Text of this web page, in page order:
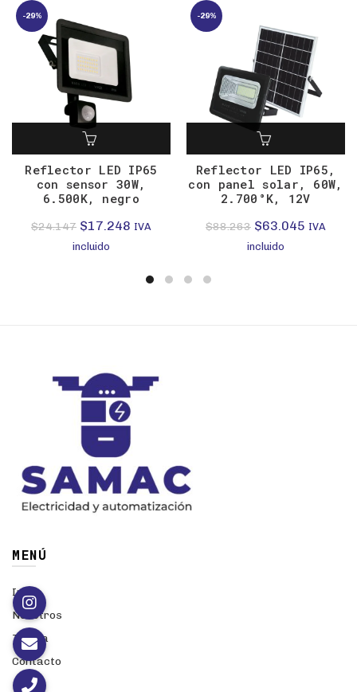
-29%
Reflector LED IP65
con sensor 30W,
6.500K, negro
$24.147 El
precio
$17.248 El
es:
IVA
incluido
-29%
Reflector LED IP65,
con panel solar, 60W,
2.700°K, 12V
$88.263 El
precio
$63.045 El
IVA
incluido
MENÚ
Inicio
Nosotros
Tienda
Contacto